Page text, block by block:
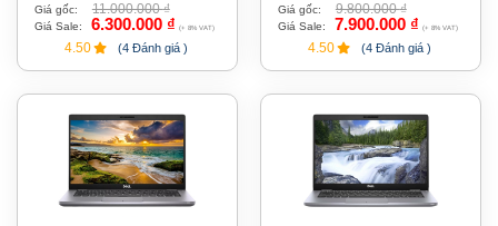
Giá gốc: 11.000.000₫
Giá Sale: 6.300.000 ₫ (+ 8% VAT)
4.50 (4 Đánh giá )
Giá gốc: 9.800.000₫
Giá Sale: 7.900.000 ₫ (+ 8% VAT)
4.50 (4 Đánh giá )